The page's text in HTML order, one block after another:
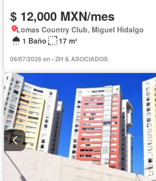
$ 12,000 MXN/mes
Lomas Country Club, Miguel Hidalgo
1 Baño
17 m²
06/07/2026 en - ZH & ASOCIADOS